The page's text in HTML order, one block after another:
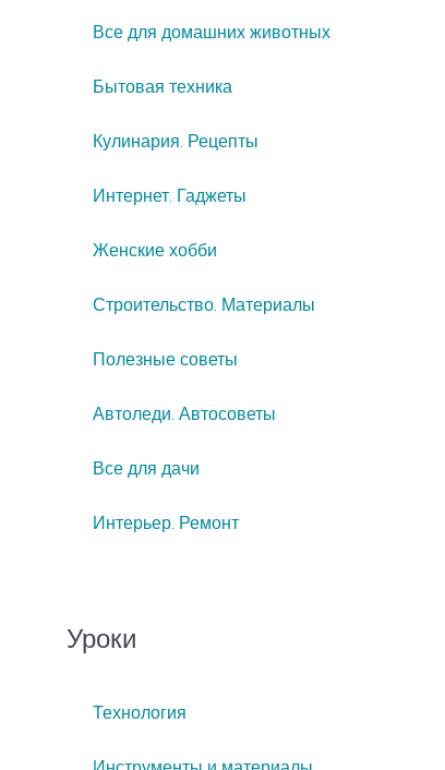
Все для домашних животных
Бытовая техника
Кулинария. Рецепты
Интернет. Гаджеты
Женские хобби
Строительство. Материалы
Полезные советы
Автоледи. Автосоветы
Все для дачи
Интерьер. Ремонт
Уроки
Технология